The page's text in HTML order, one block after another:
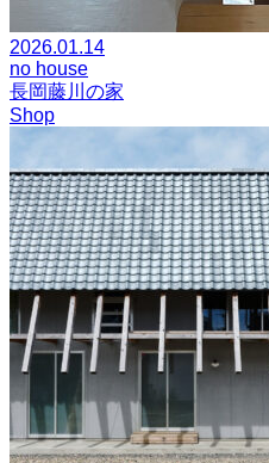
2026.01.14
no house
長岡藤川の家
Shop